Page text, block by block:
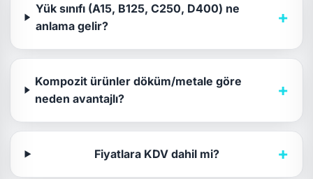
Yük sınıfı (A15, B125, C250, D400) ne
anlama gelir?
+
Kompozit ürünler döküm/metale göre
neden avantajlı?
+
Fiyatlara KDV dahil mi? +